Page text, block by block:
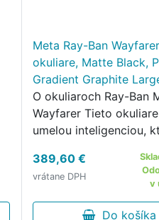
Meta Ray-Ban
okuliare, Matte Black,
Gradient Graphite
O okuliaroch Ray-Ban
Wayfarer Tieto
umelou inteligenciou,
hollywoodsky štýl s
vám umožňujú
čo vidíte, robiť
videá, počúvať...
389,60 €
vrátane DPH
v
Do košíka